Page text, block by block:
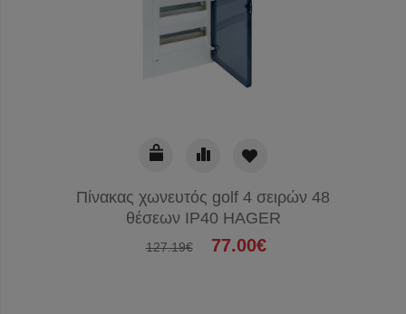
Πίνακας χωνευτός golf 4 σειρών 48
θέσεων IP40 HAGER
127.19€ 77.00€